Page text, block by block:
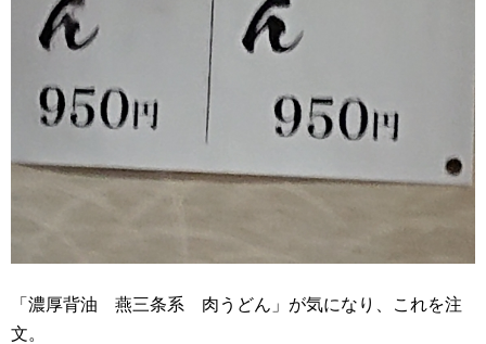
「濃厚背油 燕三条系 肉うどん」が気になり、これを注
文。